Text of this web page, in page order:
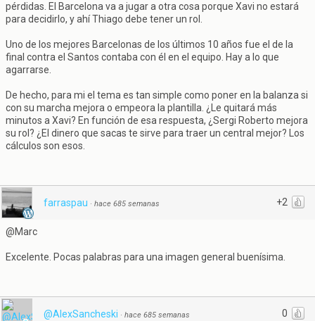
pérdidas. El Barcelona va a jugar a otra cosa porque Xavi no estará
para decidirlo, y ahí Thiago debe tener un rol.
Uno de los mejores Barcelonas de los últimos 10 años fue el de la
final contra el Santos contaba con él en el equipo. Hay a lo que
agarrarse.
De hecho, para mi el tema es tan simple como poner en la balanza si
con su marcha mejora o empeora la plantilla. ¿Le quitará más
minutos a Xavi? En función de esa respuesta, ¿Sergi Roberto mejora
su rol? ¿El dinero que sacas te sirve para traer un central mejor? Los
cálculos son esos.
+2
farraspau · hace 685 semanas
@Marc
Excelente. Pocas palabras para una imagen general buenísima.
0
@AlexSancheski · hace 685 semanas